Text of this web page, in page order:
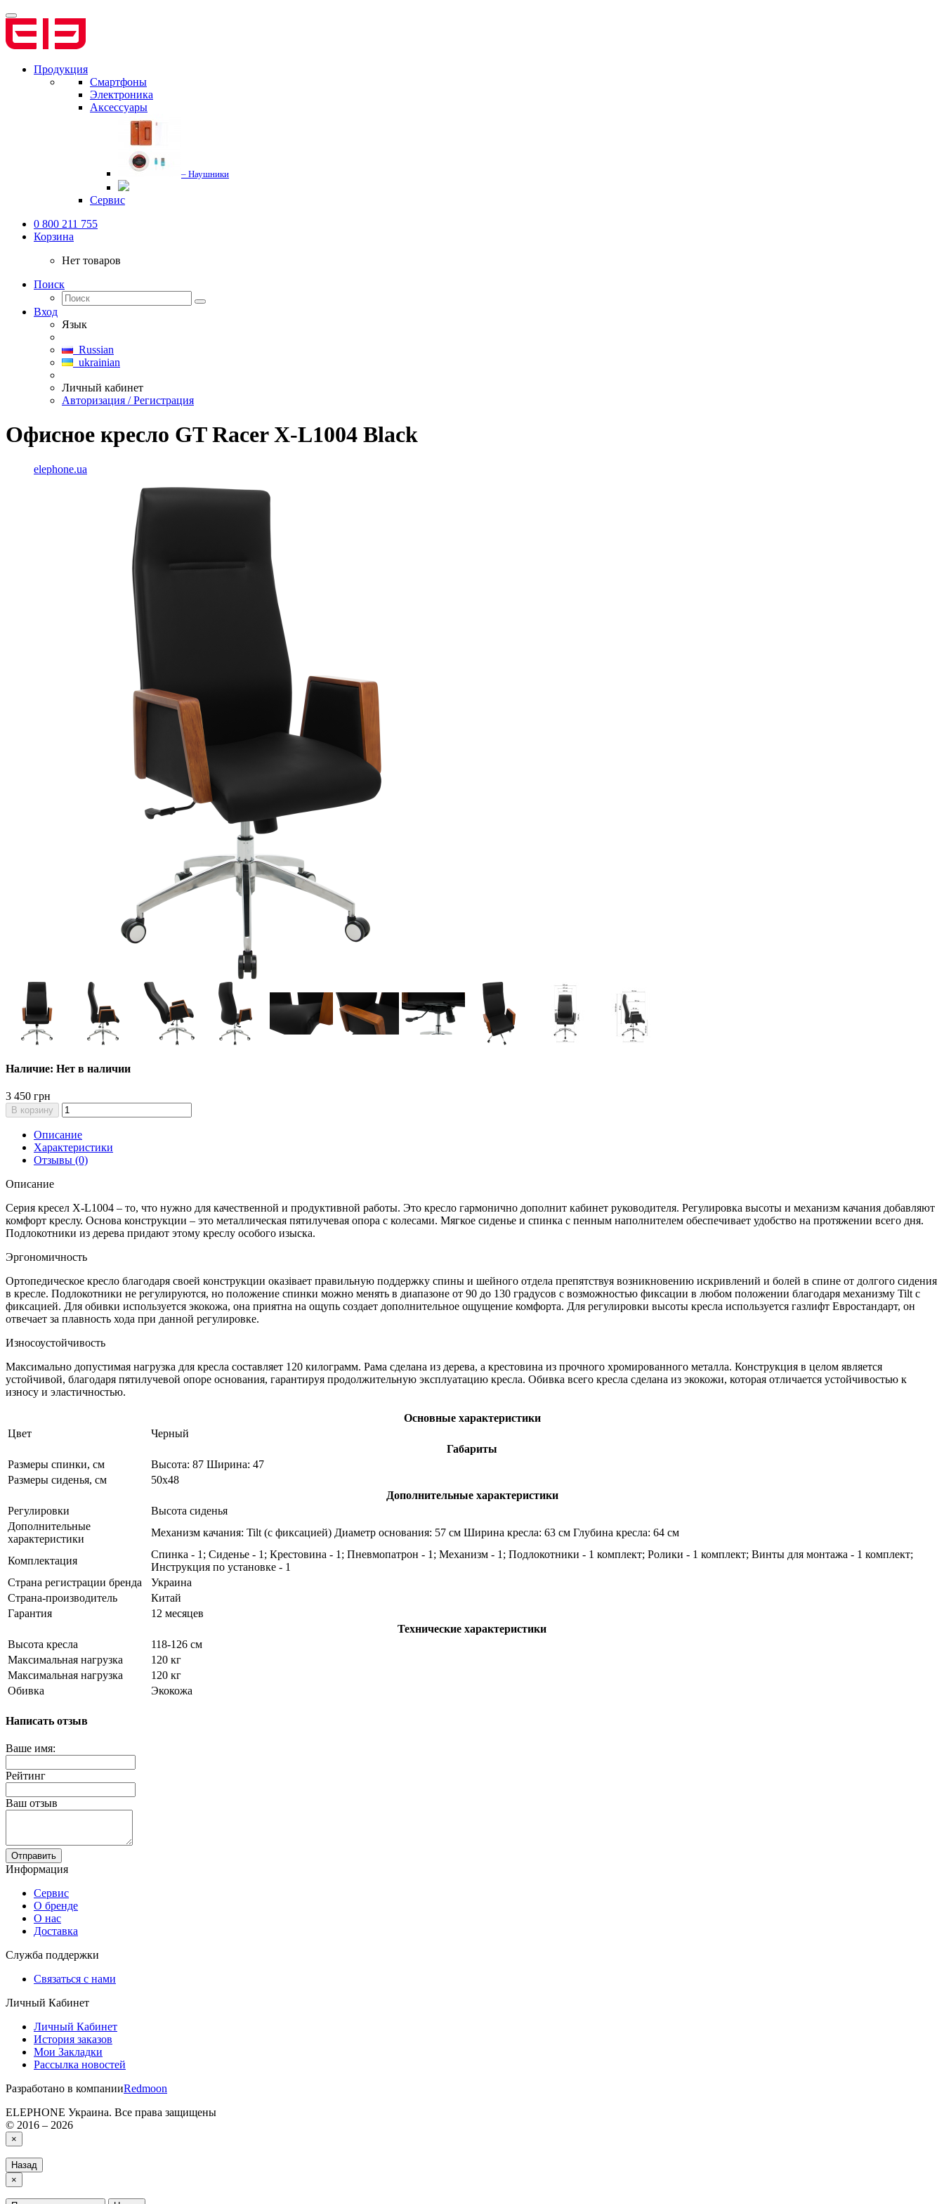
Продукция
Смартфоны
Электроника
Аксессуары
– Наушники
Сервис
0 800 211 755
Корзина
Нет товаров
Поиск
Вход
Язык
Russian
ukrainian
Личный кабинет
Авторизация / Регистрация
Офисное кресло GT Racer X-L1004 Black
elephone.ua
Наличие: Нет в наличии
3 450 грн
В корзину
Описание
Характеристики
Отзывы (0)
Описание
Серия кресел X-L1004 – то, что нужно для качественной и продуктивной работы. Это кресло гармонично дополнит кабинет руководителя. Регулировка высоты и механизм качания добавляют
комфорт креслу. Основа конструкции – это металлическая пятилучевая опора с колесами. Мягкое сиденье и спинка с пенным наполнителем обеспечивает удобство на протяжении всего дня.
Подлокотники из дерева придают этому креслу особого изыска.
Эргономичность
Ортопедическое кресло благодаря своей конструкции оказівает правильную поддержку спины и шейного отдела препятствуя возникновению искривлений и болей в спине от долгого сидения
в кресле. Подлокотники не регулируются, но положение спинки можно менять в диапазоне от 90 до 130 градусов с возможностью фиксации в любом положении благодаря механизму Tilt с
фиксацией. Для обивки используется экокожа, она приятна на ощупь создает дополнительное ощущение комфорта. Для регулировки высоты кресла используется газлифт Евростандарт, он
отвечает за плавность хода при данной регулировке.
Износоустойчивость
Максимально допустимая нагрузка для кресла составляет 120 килограмм. Рама сделана из дерева, а крестовина из прочного хромированного металла. Конструкция в целом является
устойчивой, благодаря пятилучевой опоре основания, гарантируя продолжительную эксплуатацию кресла. Обивка всего кресла сделана из экокожи, которая отличается устойчивостью к
износу и эластичностью.
Основные характеристики
Цвет
Черный
Габариты
Размеры спинки, см
Высота: 87 Ширина: 47
Размеры сиденья, см
50х48
Дополнительные характеристики
Регулировки
Высота сиденья
Дополнительные
характеристики
Механизм качания: Tilt (с фиксацией) Диаметр основания: 57 см Ширина кресла: 63 см Глубина кресла: 64 см
Комплектация
Спинка - 1; Сиденье - 1; Крестовина - 1; Пневмопатрон - 1; Механизм - 1; Подлокотники - 1 комплект; Ролики - 1 комплект; Винты для монтажа - 1 комплект;
Инструкция по установке - 1
Страна регистрации бренда
Украина
Страна-производитель
Китай
Гарантия
12 месяцев
Технические характеристики
Высота кресла
118-126 см
Максимальная нагрузка
120 кг
Максимальная нагрузка
120 кг
Обивка
Экокожа
Написать отзыв
Ваше имя:
Рейтинг
Ваш отзыв
Отправить
Информация
Сервис
О бренде
О нас
Доставка
Служба поддержки
Связаться с нами
Личный Кабинет
Личный Кабинет
История заказов
Мои Закладки
Рассылка новостей
Разработано в компанииRedmoon
ELEPHONE Украина. Все права защищены
© 2016 – 2026
×
Назад
×